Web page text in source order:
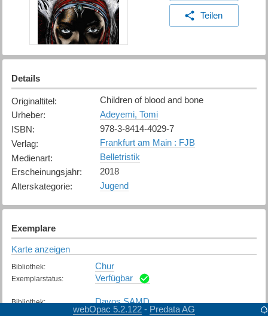
Teilen
Details
Originaltitel:
Children of blood and bone
Urheber:
Adeyemi, Tomi
ISBN:
978-3-8414-4029-7
Verlag:
Frankfurt am Main : FJB
Medienart:
Belletristik
Erscheinungsjahr:
2018
Alterskategorie: Jugend
Exemplare
Karte anzeigen
Bibliothek: Chur
Exemplarstatus: Verfügbar
Bibliothek: Davos SAMD
Verfügbar
webOpac 5.2.122 - Predata AG